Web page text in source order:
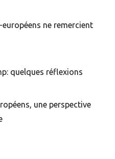
ne remercient
quelques réflexions
une perspective